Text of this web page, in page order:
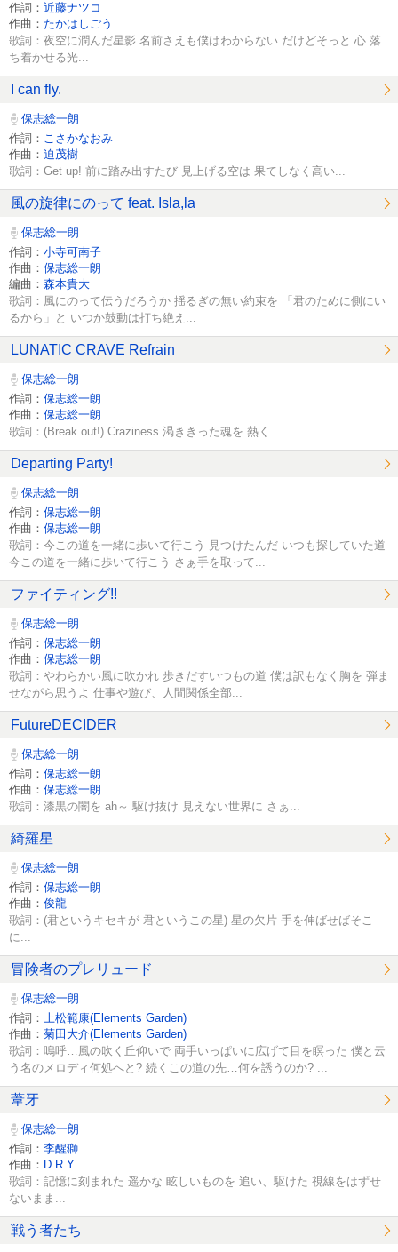
作詞： 近藤ナツコ
作曲： たかはしごう
歌詞：夜空に潤んだ星影 名前さえも僕はわからない だけどそっと 心 落
ち着かせる光...
I can fly.
保志総一朗
作詞： こさかなおみ
作曲： 迫茂樹
歌詞：Get up! 前に踏み出すたび 見上げる空は 果てしなく高い...
風の旋律にのって feat. Isla,la
保志総一朗
作詞： 小寺可南子
作曲： 保志総一朗
編曲： 森本貴大
歌詞：風にのって伝うだろうか 揺るぎの無い約束を 「君のために側にい
るから」と いつか鼓動は打ち絶え...
LUNATIC CRAVE Refrain
保志総一朗
作詞： 保志総一朗
作曲： 保志総一朗
歌詞：(Break out!) Craziness 渇ききった魂を 熱く...
Departing Party!
保志総一朗
作詞： 保志総一朗
作曲： 保志総一朗
歌詞：今この道を一緒に歩いて行こう 見つけたんだ いつも探していた道
今この道を一緒に歩いて行こう さぁ手を取って...
ファイティング!!
保志総一朗
作詞： 保志総一朗
作曲： 保志総一朗
歌詞：やわらかい風に吹かれ 歩きだすいつもの道 僕は訳もなく胸を 弾ま
せながら思うよ 仕事や遊び、人間関係全部...
FutureDECIDER
保志総一朗
作詞： 保志総一朗
作曲： 保志総一朗
歌詞：漆黒の闇を ah～ 駆け抜け 見えない世界に さぁ...
綺羅星
保志総一朗
作詞： 保志総一朗
作曲： 俊龍
歌詞：(君というキセキが 君というこの星) 星の欠片 手を伸ばせばそこ
に...
冒険者のプレリュード
保志総一朗
作詞：
上松範康(Elements Garden)
作曲： 菊田大介(Elements Garden)
歌詞：嗚呼…風の吹く丘仰いで 両手いっぱいに広げて目を瞑った 僕と云
う名のメロディ何処へと? 続くこの道の先…何を誘うのか? ...
葦牙
保志総一朗
作詞： 李醒獅
作曲： D.R.Y
歌詞：記憶に刻まれた 遥かな 眩しいものを 追い、駆けた 視線をはずせ
ないまま...
戦う者たち